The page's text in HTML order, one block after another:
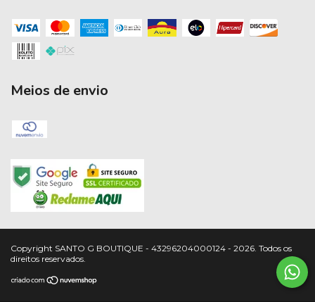
Meios de envio
Copyright SANTO G BOUTIQUE - 43296204000124 - 2026. Todos os
direitos reservados.